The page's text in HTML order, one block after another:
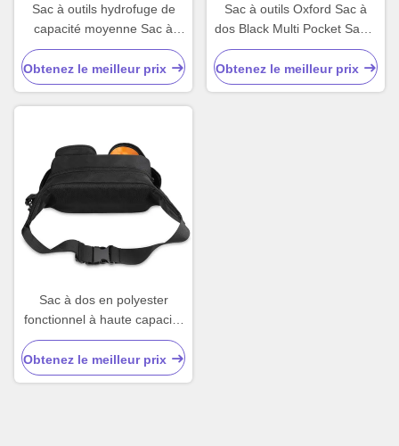
Sac à outils hydrofuge de
capacité moyenne Sac à
outils portable de taille Noir
Obtenez le meilleur prix
Sac à outils Oxford Sac à
dos Black Multi Pocket Sac à
outils avec sac de taille
Obtenez le meilleur prix
Sac à dos en polyester
fonctionnel à haute capacité
de charge
Obtenez le meilleur prix